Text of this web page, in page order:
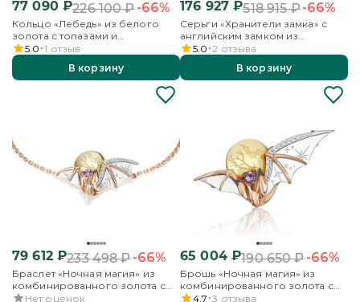
77 090₽226 100₽-66%
Кольцо «Лебедь» из белого
золота с топазами и
бесцветными топазами
5.0 1 отзыв
В корзину
176 927 ₽518 915₽-66%
Серьги «Хранители замка» с
английским замком из
красного золота с аметистом,
бесцветными топазами и
эмалью
5.0 2 отзыва
В корзину
79 612₽233 498₽-66%
Браслет «Ночная магия» из
комбинированного золота с
аметистом и бесцветными
Нет оценок
65 004₽190 650₽-66%
Брошь «Ночная магия» из
комбинированного золота с
аметистом и бесцветными
4.7 3 отзыва